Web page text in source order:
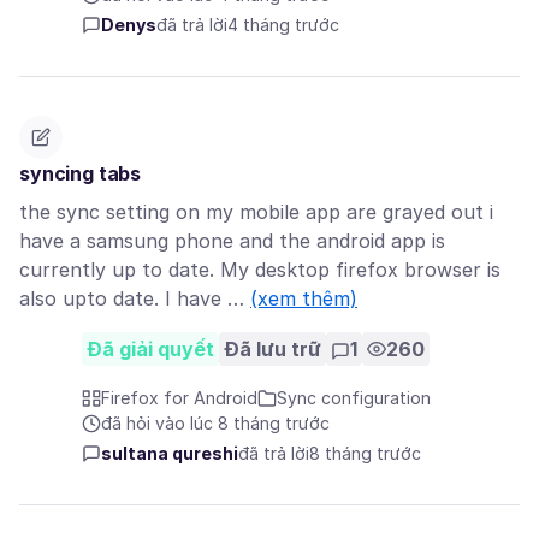
Denysđã trả lời4 tháng trước
syncing tabs
the sync setting on my mobile app are grayed out i
have a samsung phone and the android app is
currently up to date. My desktop firefox browser is
also upto date. I have … (xem thêm)
Đã giải quyết Đã lưu trữ 1 260
Firefox for Android
Sync configuration
đã hỏi vào lúc 8 tháng trước
sultana qureshiđã trả lời8 tháng trước